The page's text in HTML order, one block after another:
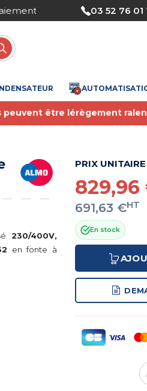
Nous
03 52 76 01
peuvent être lérègement
230/400V,
en fonte à
PRIX UNITAIRE
829,96
691,63 €HT
En stock